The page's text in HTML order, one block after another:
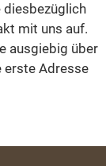
diesbezüglich
mit uns auf.
ausgiebig über
erste Adresse